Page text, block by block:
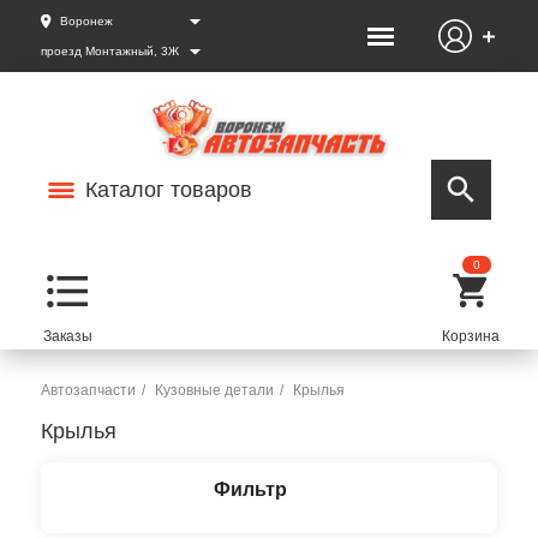
Воронеж
проезд Монтажный, 3Ж
Каталог товаров
0
Автозапчасти Кузовные детали Крылья
Крылья
Фильтр